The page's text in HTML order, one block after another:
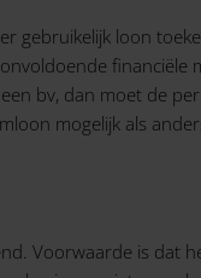
gebruikelijk loon
financiële
bv, dan moet de
mogelijk als
Voorwaarde is dat